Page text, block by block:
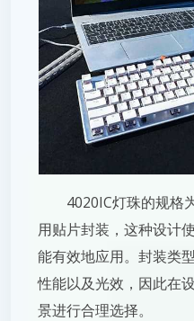
4020IC灯珠的规格
用贴片封装，这种设计
能有效地应用。封装类
性能以及光效，因此在
景进行合理选择。